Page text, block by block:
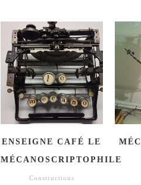
ENSEIGNE CAFÉ LE
MÉCANOSCRIPTOPHILE
Constructions